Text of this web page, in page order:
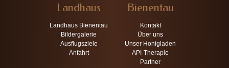
Landhaus
Landhaus Bienentau
Bildergalerie
Ausflugsziele
Anfahrt
Bienentau
Kontakt
Über uns
Unser Honigladen
API-Therapie
Partner